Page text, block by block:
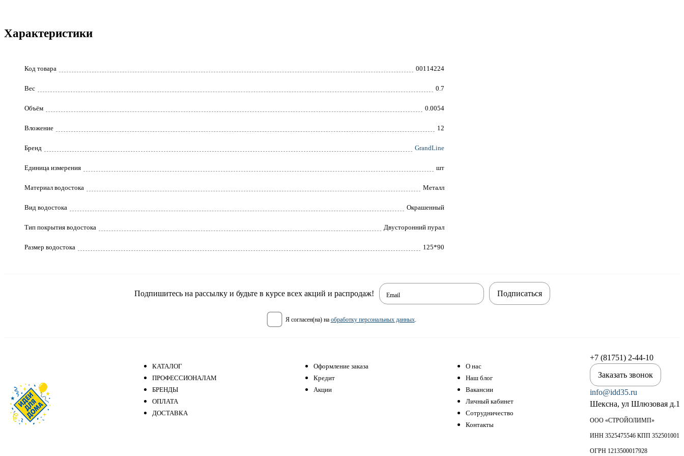
Характеристики
Код товара 00114224
Вес 0.7
Объём 0.0054
Вложение 12
Бренд GrandLine
Единица измерения шт
Материал водостока Металл
Вид водостока Окрашенный
Тип покрытия водостока Двусторонний пурал
Размер водостока 125*90
Подпишитесь на рассылку и будьте в курсе всех акций и распродаж! Email
я согласен(на) на обработку персональных данных.
Подписаться
КАТАЛОГ
ПРОФЕССИОНАЛАМ
БРЕНДЫ
ОПЛАТА
ДОСТАВКА
Оформление заказа
Кредит
Акции
О нас
Наш блог
Вакансии
Личный кабинет
Сотрудничество
Контакты
+7 (81751) 2-44-10
Заказать звонок
info@idd35.ru
Шексна, ул Шлюзовая д.1
ООО «СТРОЙОЛИМП»
ИНН 3525475546 КПП 352501001
ОГРН 1213500017928